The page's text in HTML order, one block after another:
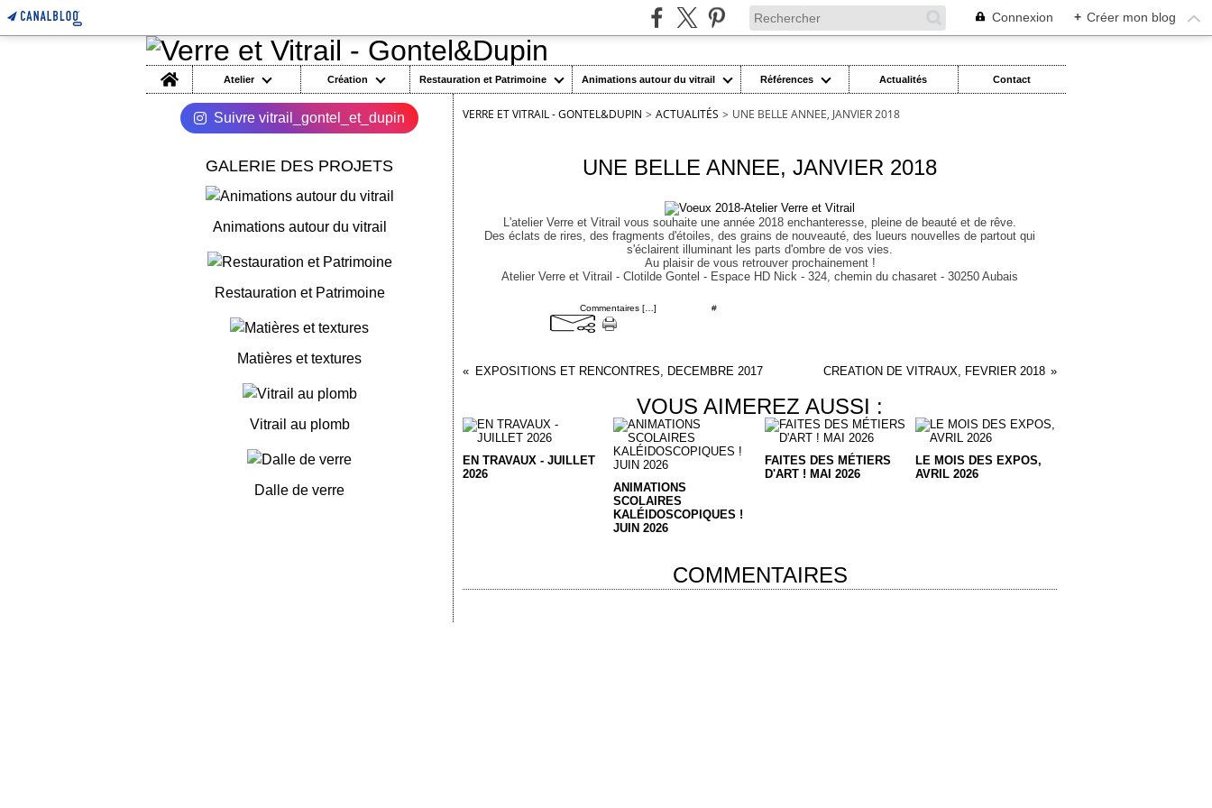
Connexion + Créer mon blog
Home
Atelier Création Restauration et Patrimoine Animations autour du vitrail Références Actualités Contact
Suivre vitrail_gontel_et_dupin
GALERIE DES PROJETS
Animations autour du vitrail
Restauration et Patrimoine
Matières et textures
Vitrail au plomb
Dalle de verre
VERRE ET VITRAIL - GONTEL&DUPIN > ACTUALITÉS > UNE BELLE ANNEE, JANVIER 2018
UNE BELLE ANNEE, JANVIER 2018
L'atelier Verre et Vitrail vous souhaite une année 2018 enchanteresse, pleine de beauté et de rêve.
Des éclats de rires, des fragments d'étoiles, des grains de nouveauté, des lueurs nouvelles de partout qui
s'éclairent illuminant les parts d'ombre de vos vies.
Au plaisir de vous retrouver prochainement !
Atelier Verre et Vitrail - Clotilde Gontel - Espace HD Nick - 324, chemin du chasaret - 30250 Aubais
Commentaires [ ] #
EXPOSITIONS ET RENCONTRES, DECEMBRE 2017 CREATION DE VITRAUX, FEVRIER 2018
VOUS AIMEREZ AUSSI :
EN TRAVAUX - JUILLET
2026
ANIMATIONS
SCOLAIRES
KALÉIDOSCOPIQUES !
JUIN 2026
FAITES DES MÉTIERS
D'ART ! MAI 2026
LE MOIS DES EXPOS,
AVRIL 2026
COMMENTAIRES